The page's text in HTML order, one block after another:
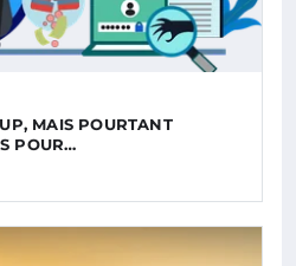
MAIS POURTANT
POUR…